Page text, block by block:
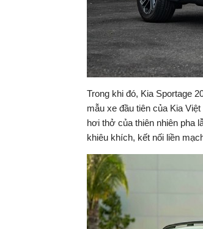
Trong khi đó, Kia Sportage
mẫu xe đầu tiên của Kia
hơi thở của thiên nhiên pha
khiêu khích, kết nối liền